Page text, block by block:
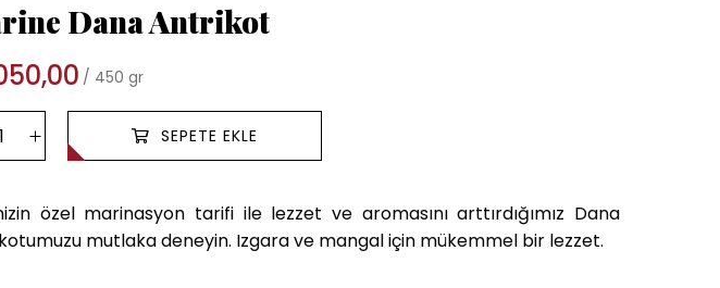
Dana Antrikot
450 gr
özel marinasyon tarifi ile lezzet ve aromasını arttırdığımız Dana
mutlaka deneyin. Izgara ve mangal için mükemmel bir lezzet.